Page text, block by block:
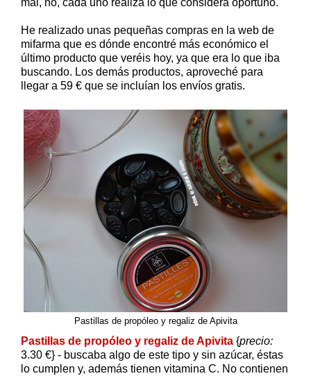
He realizado unas pequeñas compras en la web de
mifarma que es dónde encontré más económico el
último producto que veréis hoy, ya que era lo que iba
buscando. Los demás productos, aproveché para
llegar a 59 € que se incluían los envíos gratis.
Pastillas de propóleo y regaliz de Apivita
Pastillas de propóleo y regaliz de Apivita {precio:
3.30 €} - buscaba algo de este tipo y sin azúcar, éstas
lo cumplen y, además tienen vitamina C. No contienen